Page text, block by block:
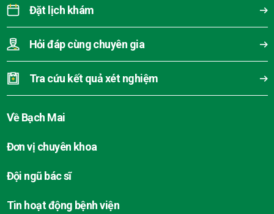
Đặt lịch khám
Hỏi đáp cùng chuyên gia
Tra cứu kết quả xét nghiệm
Về Bạch Mai
Đơn vị chuyên khoa
Đội ngũ bác sĩ
Tin hoạt động bệnh viện